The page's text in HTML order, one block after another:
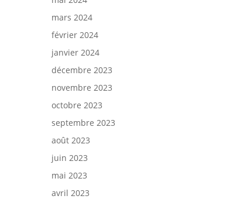
mars 2024
février 2024
janvier 2024
décembre 2023
novembre 2023
octobre 2023
septembre 2023
août 2023
juin 2023
mai 2023
avril 2023